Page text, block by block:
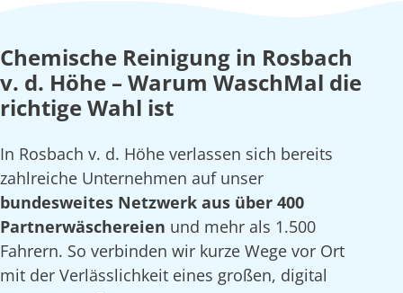
Chemische Reinigung in Rosbach
v. d. Höhe – Warum WaschMal die
richtige Wahl ist
In Rosbach v. d. Höhe verlassen sich bereits
zahlreiche Unternehmen auf unser
bundesweites Netzwerk aus über 400
Partnerwäschereien und mehr als 1.500
Fahrern. So verbinden wir kurze Wege vor Ort
mit der Verlässlichkeit eines großen, digital